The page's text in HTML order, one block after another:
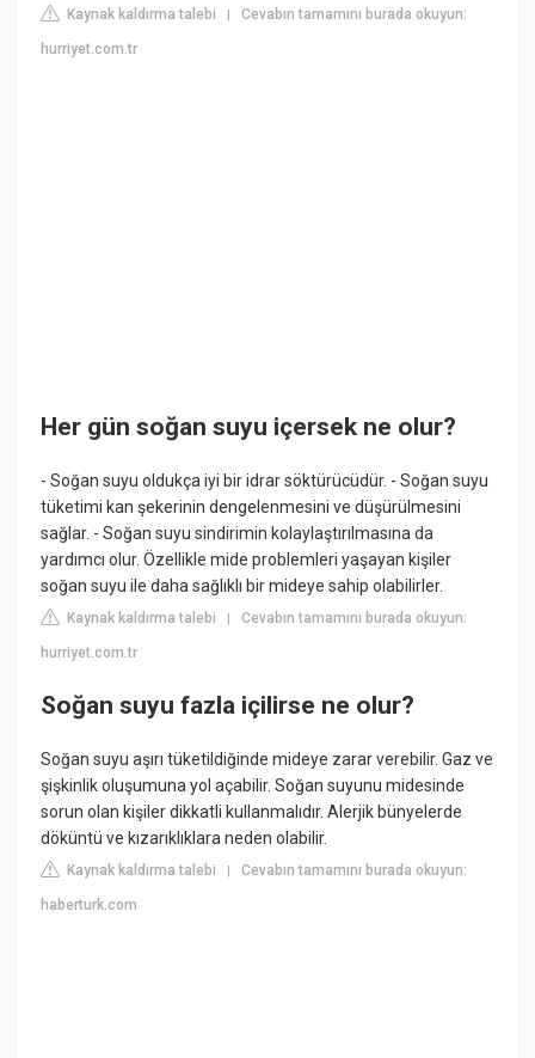
Kaynak kaldırma talebi |Cevabın tamamını burada okuyun:
hurriyet.com.tr
Her gün soğan suyu içersek ne olur?
- Soğan suyu oldukça iyi bir idrar söktürücüdür. - Soğan suyu
tüketimi kan şekerinin dengelenmesini ve düşürülmesini
sağlar. - Soğan suyu sindirimin kolaylaştırılmasına da
yardımcı olur. Özellikle mide problemleri yaşayan kişiler
soğan suyu ile daha sağlıklı bir mideye sahip olabilirler.
Kaynak kaldırma talebi |Cevabın tamamını burada okuyun:
hurriyet.com.tr
Soğan suyu fazla içilirse ne olur?
Soğan suyu aşırı tüketildiğinde mideye zarar verebilir. Gaz ve
şişkinlik oluşumuna yol açabilir. Soğan suyunu midesinde
sorun olan kişiler dikkatli kullanmalıdır. Alerjik bünyelerde
döküntü ve kızarıklıklara neden olabilir.
Kaynak kaldırma talebi |Cevabın tamamını burada okuyun:
haberturk.com